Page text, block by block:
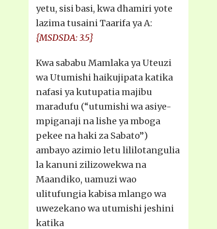
yetu, sisi basi, kwa dhamiri yote
lazima tusaini Taarifa ya A:
{MSDSDA: 3.5}
Kwa sababu Mamlaka ya Uteuzi
wa Utumishi haikujipata katika
nafasi ya kutupatia majibu
maradufu (“utumishi wa asiye-
mpiganaji na lishe ya mboga
pekee na haki za Sabato”)
ambayo azimio letu lililotangulia
la kanuni zilizowekwa na
Maandiko, uamuzi wao
ulitufungia kabisa mlango wa
uwezekano wa utumishi jeshini
katika